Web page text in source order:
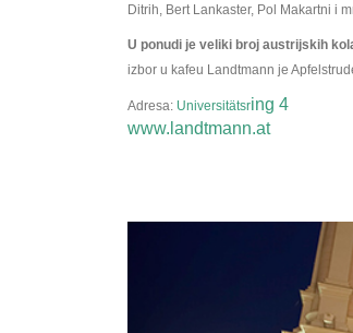
Ditrih, Bert Lankaster, Pol Makartni i
U ponudi je veliki broj austrijskih
izbor u kafeu Landtmann je
Adresa: Universitätsring 4
www.landtmann.at